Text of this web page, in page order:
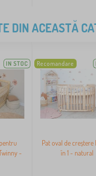
DIN ACEASTĂ
IN STOC
-
Recomandare
Pat oval de creștere
în 1 - natural